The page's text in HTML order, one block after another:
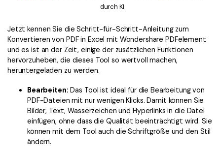
durch KI
Jetzt kennen Sie die Schritt-für-Schritt-Anleitung zum
Konvertieren von PDF in Excel mit Wondershare PDFelement
und es ist an der Zeit, einige der zusätzlichen Funktionen
hervorzuheben, die dieses Tool so wertvoll machen,
heruntergeladen zu werden.
Bearbeiten: Das Tool ist ideal für die Bearbeitung von
PDF-Dateien mit nur wenigen Klicks. Damit können Sie
Bilder, Text, Wasserzeichen und Hyperlinks in die Datei
einfügen, ohne dass die Qualität beeinträchtigt wird. Sie
können mit dem Tool auch die Schriftgröße und den Stil
ändern.